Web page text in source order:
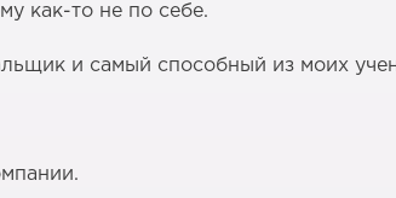
как-то не по себе.
и самый способный из моих